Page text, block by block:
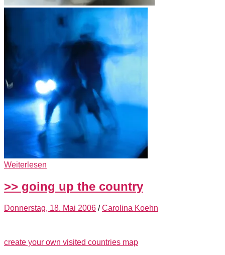
Weiterlesen
>> going up the country
Donnerstag, 18. Mai 2006 /Carolina Koehn
create your own visited countries map